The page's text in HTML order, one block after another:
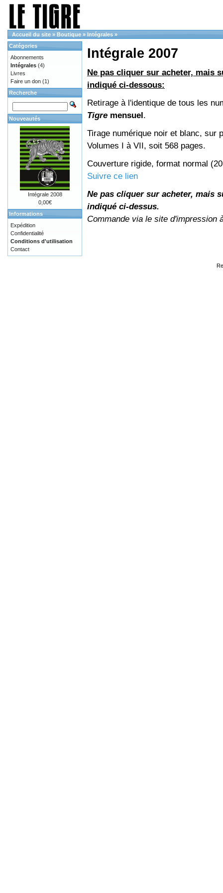
Accueil du site » Boutique » Intégrales »
Intégrale 2007
Ne pas cliquer sur acheter, mais
indiqué ci-dessous:
Retirage à l'identique de tous les
Tigre mensuel.
Tirage numérique noir et blanc, sur
Volumes I à VII, soit 568 pages.
Couverture rigide, format normal
Suivre ce lien
Ne pas cliquer sur acheter, mais
indiqué ci-dessus.
Commande via le site d'impression
Catégories
Abonnements
Intégrales (4)
Livres
Faire un don (1)
Recherche
Nouveautés
Intégrale 2008
0,00€
Informations
Expédition
Confidentialité
Conditions d'utilisation
Contact